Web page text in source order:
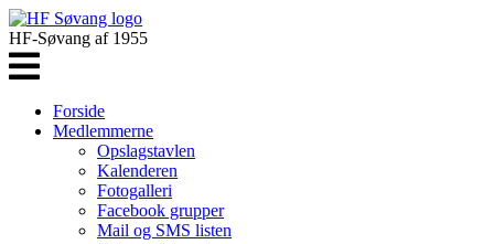
HF-Søvang af 1955
Forside
Medlemmerne
Opslagstavlen
Kalenderen
Fotogalleri
Facebook grupper
Mail og SMS listen